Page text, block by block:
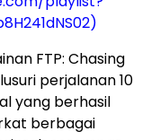
FTP: Chasing
perjalanan 10
yang berhasil
berbagai